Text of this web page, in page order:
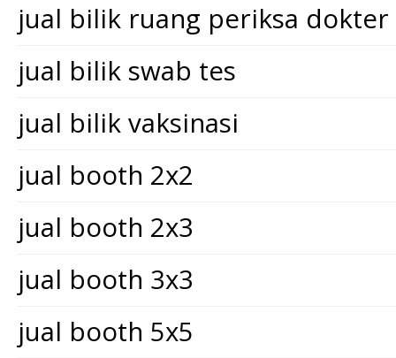
jual bilik ruang periksa dokter
jual bilik swab tes
jual bilik vaksinasi
jual booth 2x2
jual booth 2x3
jual booth 3x3
jual booth 5x5